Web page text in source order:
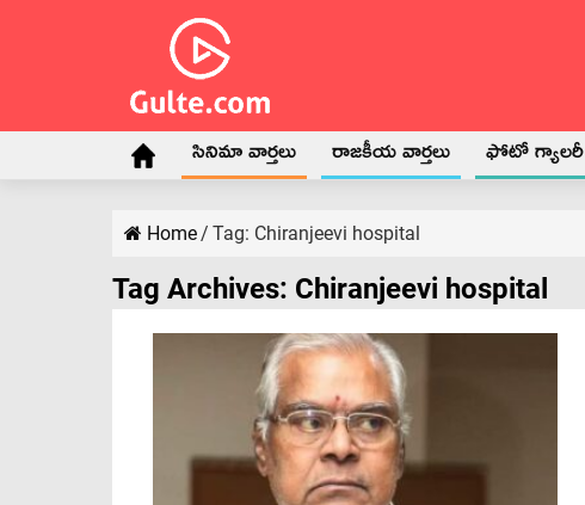
సినిమా వార్తలు రాజకీయ వార్తలు ఫోటో గ్యాలరీ
Home/ Tag: Chiranjeevi hospital
Tag Archives: Chiranjeevi hospital